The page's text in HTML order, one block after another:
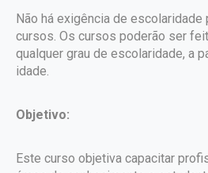
Não há exigência de escolaridade
cursos. Os cursos poderão ser
qualquer grau de escolaridade, a
idade.
Objetivo:
Este curso objetiva capacitar